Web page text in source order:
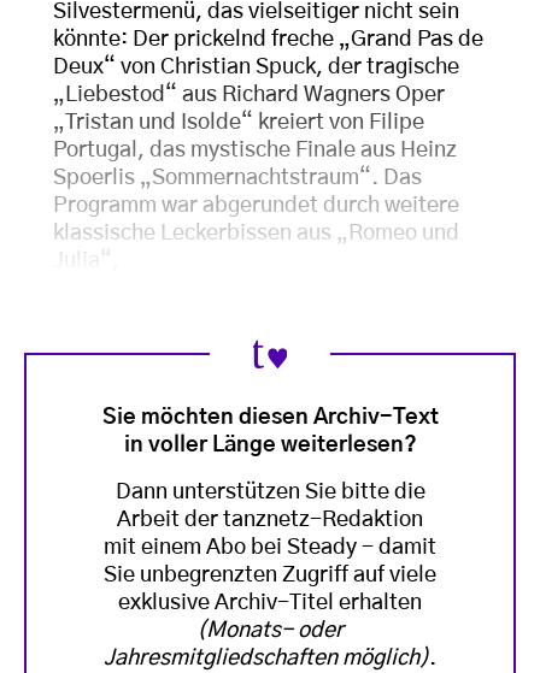
Silvestermenü, das vielseitiger nicht sein
könnte: Der prickelnd freche „Grand Pas de
Deux“ von Christian Spuck, der tragische
„Liebestod“ aus Richard Wagners Oper
„Tristan und Isolde“ kreiert von Filipe
Portugal, das mystische Finale aus Heinz
Spoerlis „Sommernachtstraum“. Das
Programm war abgerundet durch weitere
klassische Leckerbissen aus „Romeo und
Julia“,
Sie möchten diesen Archiv-Text
in voller Länge weiterlesen?
Dann unterstützen Sie bitte die
Arbeit der tanznetz-Redaktion
mit einem Abo bei Steady - damit
Sie unbegrenzten Zugriff auf viele
exklusive Archiv-Titel erhalten
(Monats- oder
Jahresmitgliedschaften möglich).